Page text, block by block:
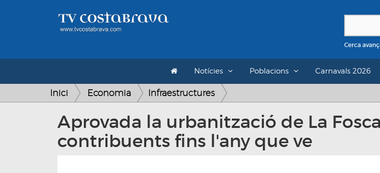
Cerca
Notícies Poblacions Carnavals 2026
Inici Economia Infraestructures
Aprovada la urbanització de La
contribuents fins l'any que ve